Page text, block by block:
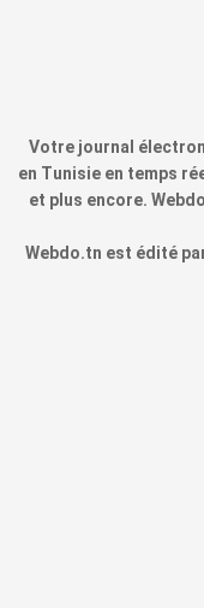
Votre journal
en Tunisie en temps
et plus encore.
Webdo.tn est édité